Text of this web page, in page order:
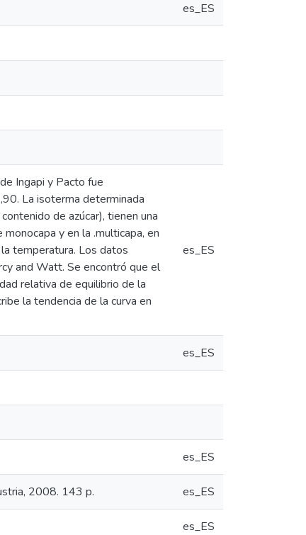
es_ES
Ingapi y Pacto fue
La isoterma determinada
de azúcar), tienen una
y en la .multicapa, en
temperatura. Los datos
and Watt. Se encontró que el
relativa de equilibrio de la
la tendencia de la curva en
es_ES
es_ES
es_ES
2008. 143 p. es_ES
es_ES